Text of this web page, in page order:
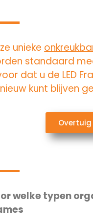
unieke
standaard
dat u de LED
kunt blijven
Overtuig
welke typen